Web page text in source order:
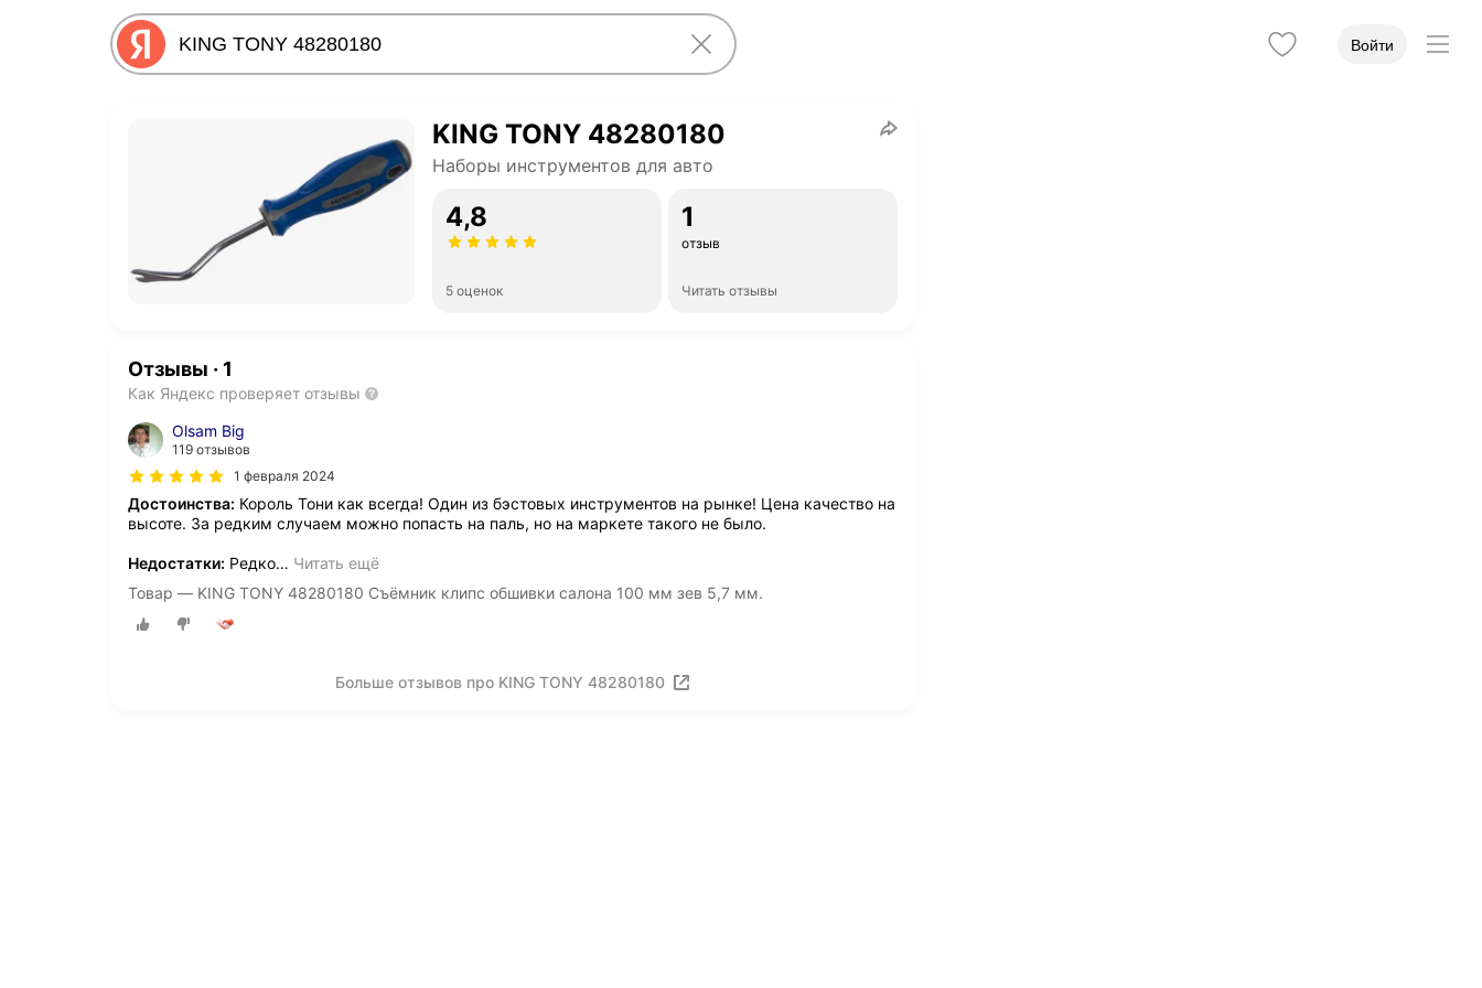
Войти
KING TONY 48280180
Наборы инструментов для авто
4,8
5 оценок
1
отзыв
Читать отзывы
Отзывы · 1
Как Яндекс проверяет отзывы
Olsam Big
119 отзывов
1 февраля 2024
Достоинства: Король Тони как всегда! Один из бэстовых инструментов на рынке! Цена качество на
высоте. За редким случаем можно попасть на паль, но на маркете такого не было.
Недостатки: Редко… Читать ещё
Товар — KING TONY 48280180 Съёмник клипс обшивки салона 100 мм зев 5,7 мм.
Больше отзывов про KING TONY 48280180